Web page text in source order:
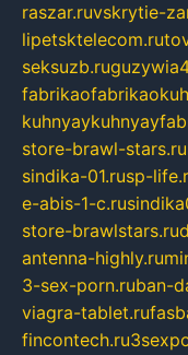
raszar.ruvskrytie-
lipetsktelecom.ru
seksuzb.ru
store-brawl-stars.ru
sindika-01.rusp-
e-abis-1-c.ru
store-brawlstars.ru
antenna-highly.ru
3-sex-porn.ruban-
viagra-tablet.ru
fincontech.ru